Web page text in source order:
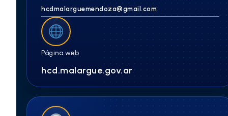
hcdmalarguemendoza@gmail.com
Página web
hcd.malargue.gov.ar